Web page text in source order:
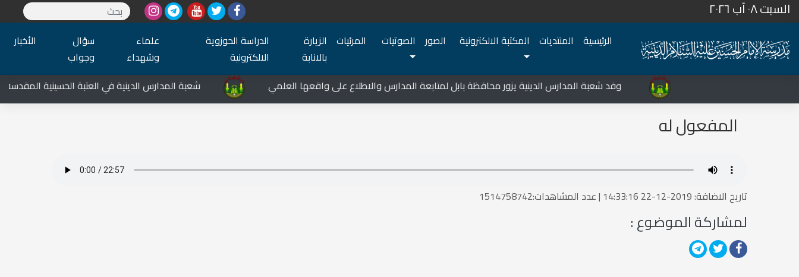
السبت ٠٨ آب ٢٠٢٦
الرئيسية المنتديات المكتبة الالكترونية الصور الصوتيات المرئيات الزيارة
بالانابة
الدراسة الحوزوية
الالكترونية
علماء
وشهداء
سؤال
وجواب
الأخبار
وفد شعبة المدارس الدينية يزور محافظة بابل لمتابعة المدارس والاطلاع على واقعها العلمي شعبة المدارس الدينية في العتبة الحسينية المقدسة
المفعول له
تاريخ الاضافة: 2019-12-22 14:33:16 | عدد المشاهدات:1514758742
لمشاركة الموضوع :